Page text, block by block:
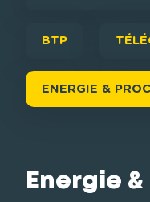
BTP
ENERGIE &
Energie